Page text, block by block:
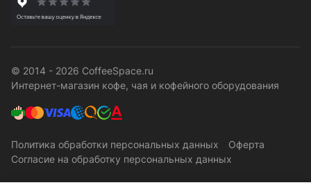
© 2014 - 2026 CoffeeSpace.ru
Интернет-магазин кофе, чая и кофейного оборудования
Политика обработки персональных данных
Оферта
Согласие на обработку персональных данных